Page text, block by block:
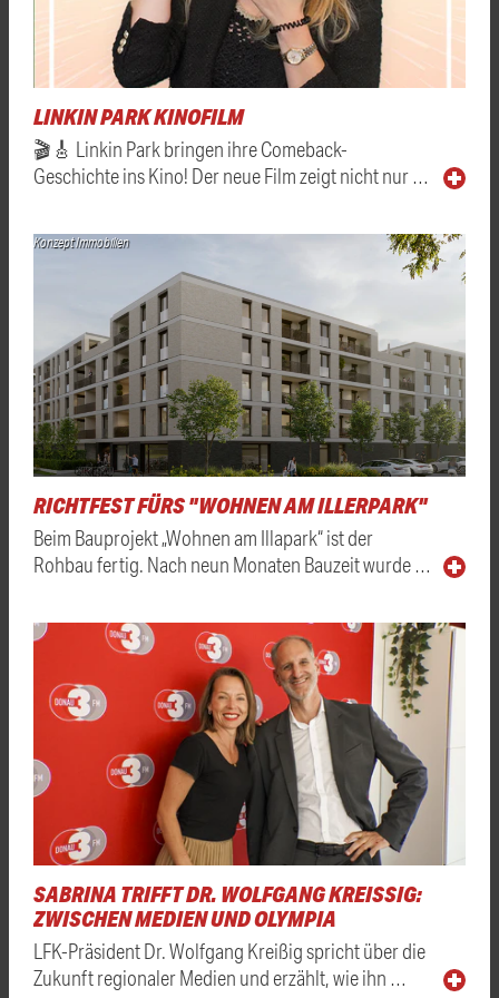
LINKIN PARK KINOFILM
🎬🎸 Linkin Park bringen ihre Comeback-
Geschichte ins Kino! Der neue Film zeigt nicht nur …
Konzept Immobilien
RICHTFEST FÜRS "WOHNEN AM ILLERPARK"
Beim Bauprojekt „Wohnen am Illapark“ ist der
Rohbau fertig. Nach neun Monaten Bauzeit wurde …
SABRINA TRIFFT DR. WOLFGANG KREISSIG: Z
WISCHEN MEDIEN UND OLYMPIA
LFK-Präsident Dr. Wolfgang Kreißig spricht über die
Zukunft regionaler Medien und erzählt, wie ihn …